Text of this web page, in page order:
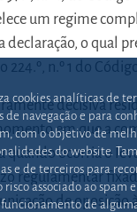
um regime
declaração, o qual
n.º 1 do Código
decisiva
em que a
quando ocorria o
regulamentar
de oposição
cookies analíticas de
navegação e para
com o objetivo de
do website.
e de terceiros para
associado ao spam
de